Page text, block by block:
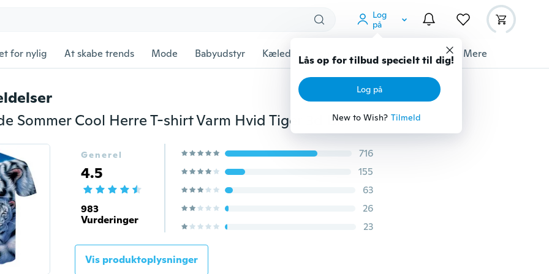
Log
på
Lås op for tilbud specielt til dig!
Log på
New to Wish? Tilmeld
for nylig At skabe trends Mode Babyudstyr Kæledyrstilbehør Gadgets Værktøj Mere
2018 Ny mode Sommer Cool Herre T-shirt Varm Hvid Tiger 3d Digital udskrivning Åndbar hurtigtørrende sportstrøje
Generel
4.5
983
Vurderinger
716
155
63
26
23
Vis produktoplysninger